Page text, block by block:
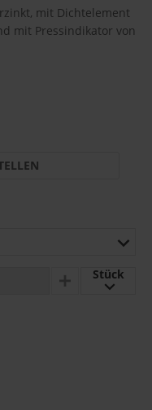
mit Dichtelement
mit Pressindikator von
PLUS
Stück